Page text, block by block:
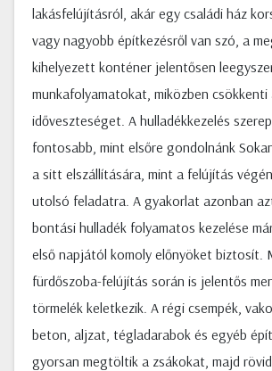
lakásfelújításról, akár egy családi ház
vagy nagyobb építkezésről van szó, a
kihelyezett konténer jelentősen
munkafolyamatokat, miközben csökkenti
időveszteséget. A hulladékkezelés
fontosabb, mint elsőre gondolnánk
a sitt elszállítására, mint a felújítás
utolsó feladatra. A gyakorlat azonban
bontási hulladék folyamatos kezelése
első napjától komoly előnyöket biztosít.
fürdőszoba-felújítás során is jelentős
törmelék keletkezik. A régi csempék,
beton, aljzat, tégladarabok és egyéb
gyorsan megtöltik a zsákokat, majd